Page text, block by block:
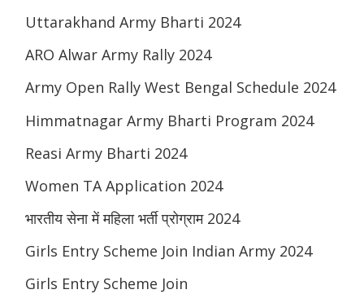
Uttarakhand Army Bharti 2024
ARO Alwar Army Rally 2024
Army Open Rally West Bengal Schedule 2024
Himmatnagar Army Bharti Program 2024
Reasi Army Bharti 2024
Women TA Application 2024
भारतीय सेना में महिला भर्ती प्रोग्राम 2024
Girls Entry Scheme Join Indian Army 2024
Girls Entry Scheme Join